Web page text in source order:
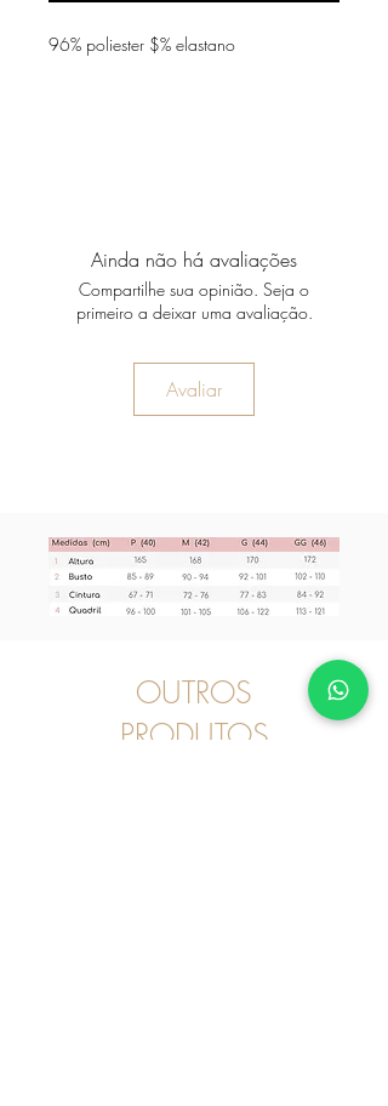
96% poliester $% elastano
Ainda não há avaliações
Compartilhe sua opinião. Seja o
primeiro a deixar uma avaliação.
Avaliar
OUTROS
PRODUTOS